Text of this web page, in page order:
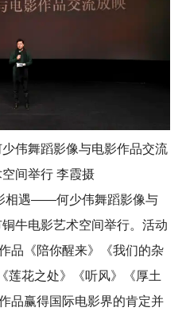
舞蹈影像与电影作品交流
间举行 李霞摄
遇——何少伟舞蹈影像与
牛电影艺术空间举行。活动
品《陪你醒来》《我们的杂
莲花之处》《听风》《厚土
品赢得国际电影界的肯定并